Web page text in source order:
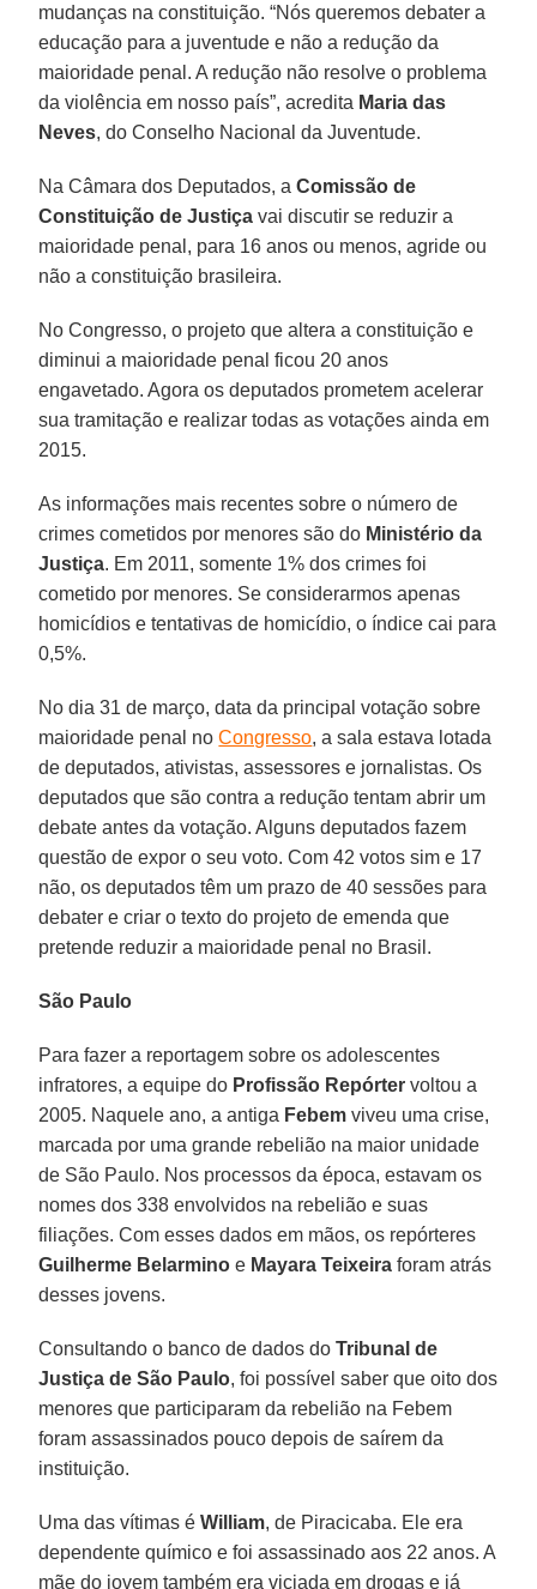
mudanças na constituição. “Nós queremos debater a
educação para a juventude e não a redução da
maioridade penal. A redução não resolve o problema
da violência em nosso país”, acredita Maria das
Neves, do Conselho Nacional da Juventude.
Na Câmara dos Deputados, aComissão de
Constituição de Justiça vai discutir se reduzir a
maioridade penal, para 16 anos ou menos, agride ou
não a constituição brasileira.
No Congresso, o projeto que altera a constituição e
diminui a maioridade penal ficou 20 anos
engavetado. Agora os deputados prometem acelerar
sua tramitação e realizar todas as votações ainda em
2015.
As informações mais recentes sobre o número de
crimes cometidos por menores são do Ministério da
Justiça. Em 2011, somente 1% dos crimes foi
cometido por menores. Se considerarmos apenas
homicídios e tentativas de homicídio, o índice cai para
0,5%.
No dia 31 de março, data da principal votação sobre
maioridade penal noCongresso, a sala estava lotada
de deputados, ativistas, assessores e jornalistas. Os
deputados que são contra a redução tentam abrir um
debate antes da votação. Alguns deputados fazem
questão de expor o seu voto. Com 42 votos sim e 17
não, os deputados têm um prazo de 40 sessões para
debater e criar o texto do projeto de emenda que
pretende reduzir a maioridade penal no Brasil.
São Paulo
Para fazer a reportagem sobre os adolescentes
infratores, a equipe do Profissão Repórter voltou a
2005. Naquele ano, a antiga Febem viveu uma crise,
marcada por uma grande rebelião na maior unidade
de São Paulo. Nos processos da época, estavam os
nomes dos 338 envolvidos na rebelião e suas
filiações. Com esses dados em mãos, os repórteres
Guilherme Belarmino e Mayara Teixeira foram atrás
desses jovens.
Consultando o banco de dados doTribunal de
Justiça de São Paulo, foi possível saber que oito dos
menores que participaram da rebelião na Febem
foram assassinados pouco depois de saírem da
instituição.
Uma das vítimas éWilliam, de Piracicaba. Ele era
dependente químico e foi assassinado aos 22 anos. A
mãe do jovem também era viciada em drogas e já